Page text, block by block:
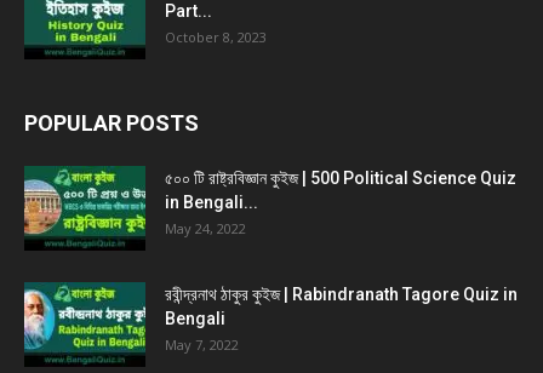
Part...
October 8, 2023
POPULAR POSTS
৫০০ টি রাষ্ট্রবিজ্ঞান কুইজ | 500 Political Science Quiz
in Bengali...
May 24, 2022
রবীন্দ্রনাথ ঠাকুর কুইজ | Rabindranath Tagore Quiz in
Bengali
May 7, 2022